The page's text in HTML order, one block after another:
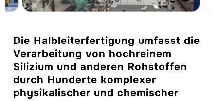
Die Halbleiterfertigung umfasst die
Verarbeitung von hochreinem
Silizium und anderen Rohstoffen
durch Hunderte komplexer
physikalischer und chemischer